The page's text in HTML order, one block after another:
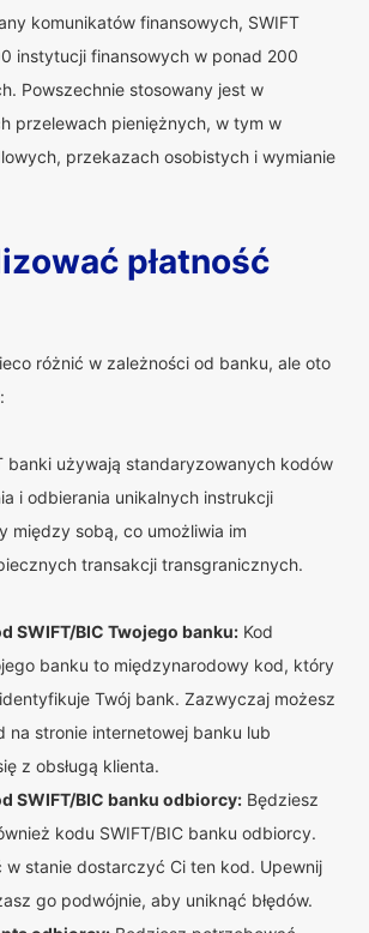
komunikatów finansowych, SWIFT
instytucji finansowych w ponad 200
Powszechnie stosowany jest w
przelewach pieniężnych, w tym w
przekazach osobistych i wymianie
płatność
różnić w zależności od banku, ale oto
banki używają standaryzowanych kodów
i odbierania unikalnych instrukcji
między sobą, co umożliwia im
transakcji transgranicznych.
SWIFT/BIC Twojego banku: Kod
banku to międzynarodowy kod, który
Twój bank. Zazwyczaj możesz
na stronie internetowej banku lub
z obsługą klienta.
SWIFT/BIC banku odbiorcy: Będziesz
kodu SWIFT/BIC banku odbiorcy.
w stanie dostarczyć Ci ten kod. Upewnij
go podwójnie, aby uniknąć błędów.